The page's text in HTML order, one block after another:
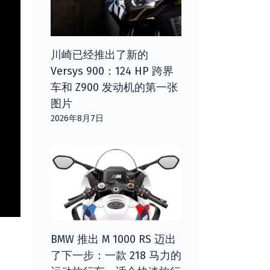
川崎已经推出了新的
Versys 900：124 HP 跨界
车和 Z900 发动机的第一张
图片
2026年8月7日
BMW 推出 M 1000 RS 迈出
了下一步：一款 218 马力的